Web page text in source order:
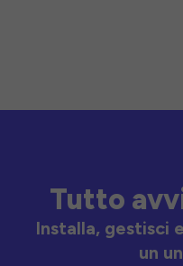
Tutto
Installa, gestisci
un